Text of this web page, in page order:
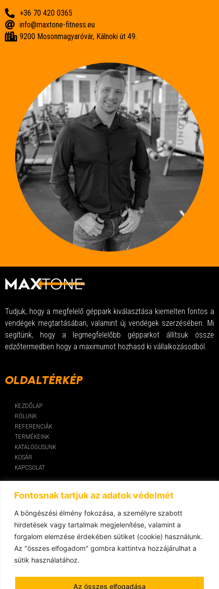
Fontosnak tartjuk az adatok védelmét
A böngészési élmény fokozása, a személyre szabott
hirdetések vagy tartalmak megjelenítése, valamint a
forgalom elemzése érdekében sütiket (cookie) használunk.
Az "összes elfogadom" gombra kattintva hozzájárulhat a
sütik használatához.
Az összes elfogadása
+36 70 420 0365
info@maxtone-fitness.eu
9200 Mosonmagyaróvár, Kálnoki út 49.
Tudjuk, hogy a megfelelő géppark kiválasztása kiemelten fontos a
vendégek megtartásában, valamint új vendégek szerzésében. Mi
segítünk, hogy a legmegfelelőbb gépparkot állítsuk össze
edzőtermedben hogy a maximumot hozhasd ki vállalkozásodból.
OLDALTÉRKÉP
KEZDŐLAP
RÓLUNK
REFERENCIÁK
TERMÉKEINK
KATALÓGUSUNK
KOSÁR
KAPCSOLAT
KAPCSOLAT
Optimal-Time Kft.
9200 Mosonmagyaróvár, Kálnoki út 49.
Adószám: 24136121-2-08, HU24136121
e-mail: info@maxtone-fitness.eu